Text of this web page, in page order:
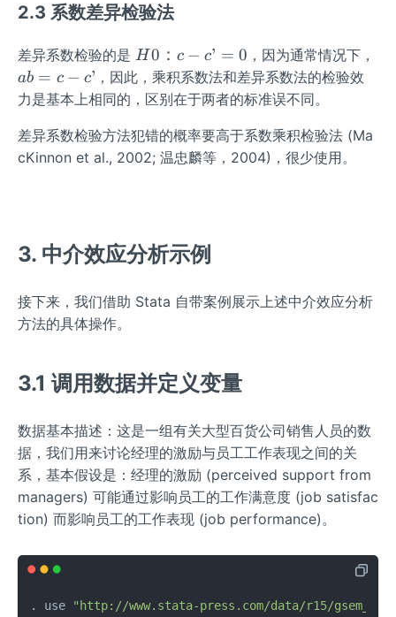
2.3 系数差异检验法
差异系数检验的是 H
0：
c -
=0
H0 ： c − c’ = 0 ，因为通常情况下，
ab = c − c’ ，因此，乘积系数法和差异系数法的检验效
力是基本上相同的，区别在于两者的标准误不同。
差异系数检验方法犯错的概率要高于系数乘积检验法 (Ma
cKinnon et al., 2002; 温忠麟等，2004)，很少使用。
3. 中介效应分析示例
接下来，我们借助 Stata 自带案例展示上述中介效应分析
方法的具体操作。
3.1 调用数据并定义变量
数据基本描述：这是一组有关大型百货公司销售人员的数
据，我们用来讨论经理的激励与员工工作表现之间的关
系，基本假设是：经理的激励 (perceived support from
managers) 可能通过影响员工的工作满意度 (job satisfac
tion) 而影响员工的工作表现 (job performance)。
. use
"http://www.stata-press.com/data/r15/